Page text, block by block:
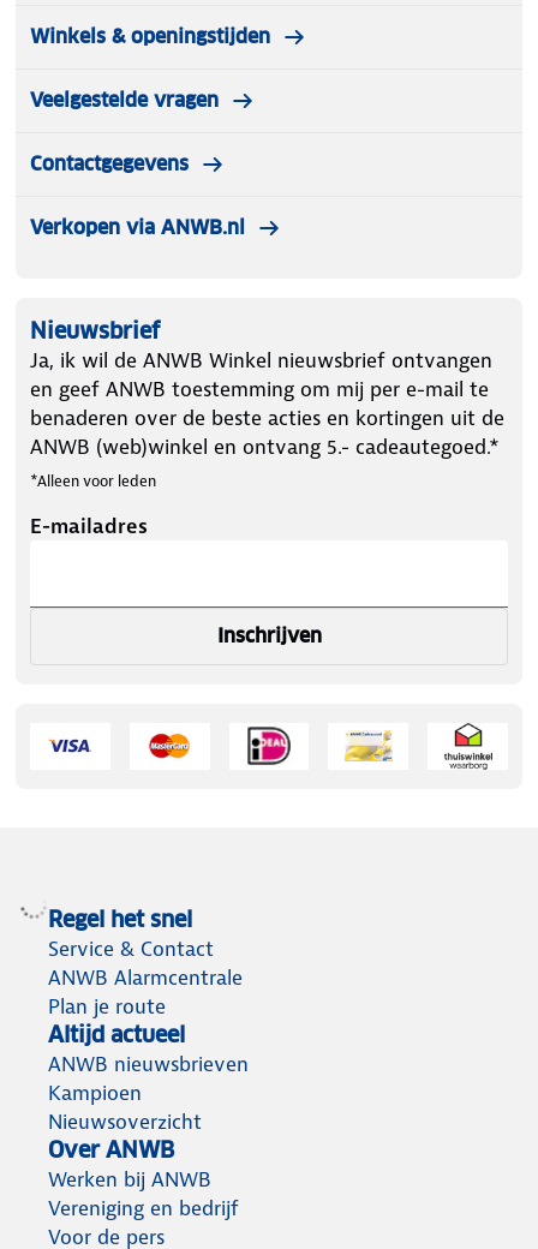
Winkels & openingstijden
Veelgestelde vragen
Contactgegevens
Verkopen via ANWB.nl
Nieuwsbrief
Ja, ik wil de ANWB Winkel nieuwsbrief ontvangen
en geef ANWB toestemming om mij per e-mail te
benaderen over de beste acties en kortingen uit de
ANWB (web)winkel en ontvang 5.- cadeautegoed.*
*Alleen voor leden
E-mailadres
Inschrijven
Regel het snel
Service & Contact
ANWB Alarmcentrale
Plan je route
Altijd actueel
ANWB nieuwsbrieven
Kampioen
Nieuwsoverzicht
Over ANWB
Werken bij ANWB
Vereniging en bedrijf
Voor de pers